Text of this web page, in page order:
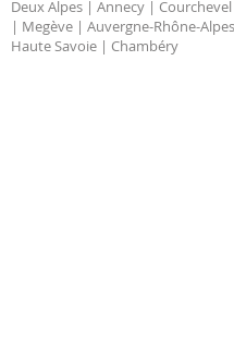
Deux Alpes | Annecy |
| Megève | Auvergne-Rhône-
Haute Savoie | Chambéry